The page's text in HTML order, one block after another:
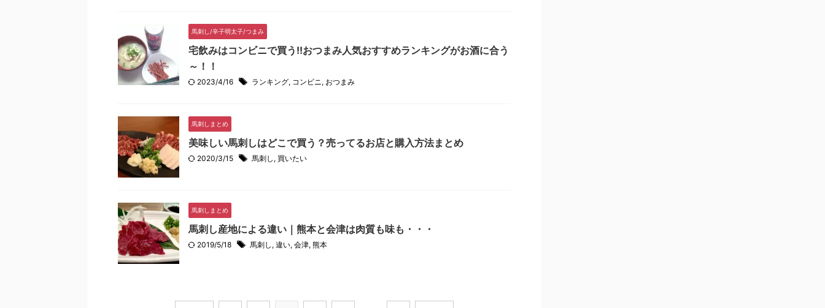
馬刺し/辛子明太子/つまみ
宅飲みはコンビニで買う!!おつまみ人気おすすめランキングがお酒に合う
～！！
2023/4/16 ランキング, コンビニ, おつまみ
馬刺しまとめ
美味しい馬刺しはどこで買う？売ってるお店と購入方法まとめ
2020/3/15 馬刺し , 買いたい
馬刺しまとめ
馬刺し産地による違い｜熊本と会津は肉質も味も・・・
2019/5/18 馬刺し , 違い, 会津, 熊本